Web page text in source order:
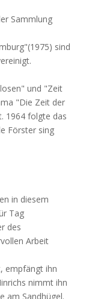
Sammlung
sind
und "Zeit
"Die Zeit der
1964 folgte das
Förster sing
in diesem
Tag
des
Arbeit
empfängt ihn
nimmt ihn
am Sandhügel.